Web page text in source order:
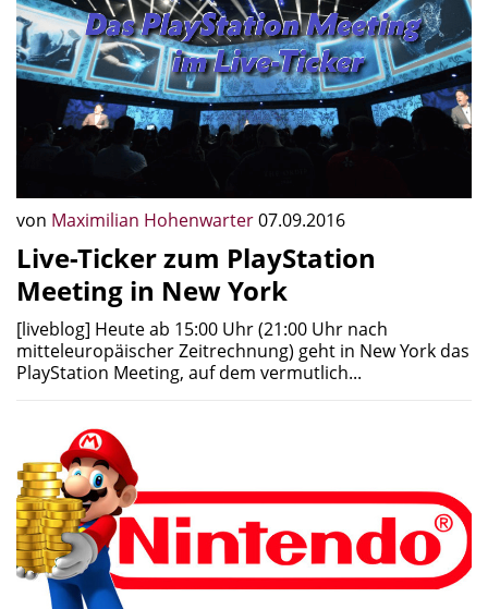
von Maximilian Hohenwarter07.09.2016
Live-Ticker zum PlayStation
Meeting in New York
[liveblog] Heute ab 15:00 Uhr (21:00 Uhr nach
mitteleuropäischer Zeitrechnung) geht in New York das
PlayStation Meeting, auf dem vermutlich...